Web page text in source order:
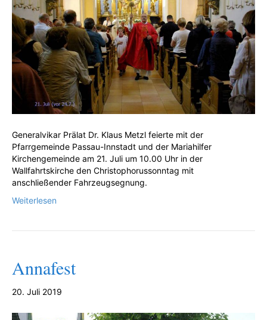
Generalvikar Prälat Dr. Klaus Metzl feierte mit der
Pfarrgemeinde Passau-Innstadt und der Mariahilfer
Kirchengemeinde am 21. Juli um 10.00 Uhr in der
Wallfahrtskirche den Christophorussonntag mit
anschließender Fahrzeugsegnung.
Weiterlesen
Annafest
20. Juli 2019